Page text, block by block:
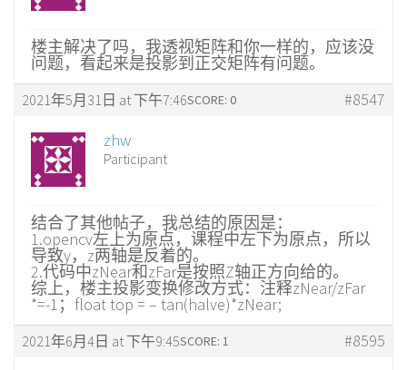
楼主解决了吗，我透视矩阵和你一样的，应该没
问题，看起来是投影到正交矩阵有问题。
2021年5月31日 at 下午7:46 #8547
SCORE: 0
zhw
Participant
结合了其他帖子，我总结的原因是：
1.opencv左上为原点，课程中左下为原点，所以
导致y，z两轴是反着的。
2.代码中zNear和zFar是按照Z轴正方向给的。
综上，楼主投影变换修改方式：注释zNear/zFar
*=-1；float top = – tan(halve)*zNear;
2021年6月4日 at 下午9:45 #8595
SCORE: 1